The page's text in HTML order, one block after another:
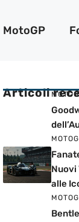
MotoGP
Articoli
Nuovi
alle